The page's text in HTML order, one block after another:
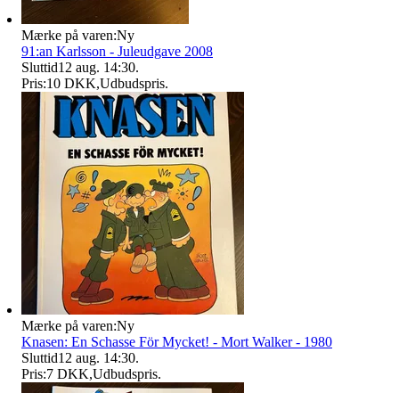
Mærke på varen:Ny
91:an Karlsson - Juleudgave 2008
Sluttid12 aug. 14:30.
Pris:10 DKK,Udbudspris.
Mærke på varen:Ny
Knasen: En Schasse För Mycket! - Mort Walker - 1980
Sluttid12 aug. 14:30.
Pris:7 DKK,Udbudspris.